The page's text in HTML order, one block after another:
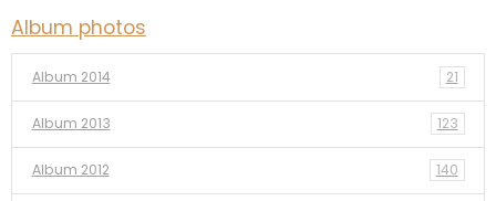
Album photos
Album 2014 21
Album 2013 123
Album 2012 140